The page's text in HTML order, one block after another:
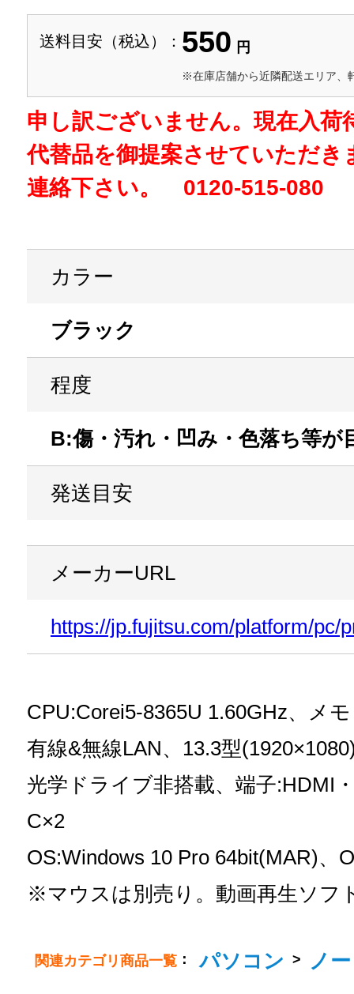
送料目安（税込）： 550 円
※在庫店舗から近隣配送エリア、
申し訳ございません。現在入荷
代替品を御提案させていただき
連絡下さい。 0120-515-080
カラー
ブラック
程度
B:傷・汚れ・凹み・色落ち等が
発送目安
メーカーURL
https://jp.fujitsu.com/platform/pc/
CPU:Corei5-8365U 1.60GHz、メ
有線&無線LAN、13.3型
光学ドライブ非搭載、端子:HDMI
C×2
OS:Windows 10 Pro 64bit(MAR)、
※マウスは別売り。動画再生ソフ
関連カテゴリ商品一覧 ： パソコン > ノ